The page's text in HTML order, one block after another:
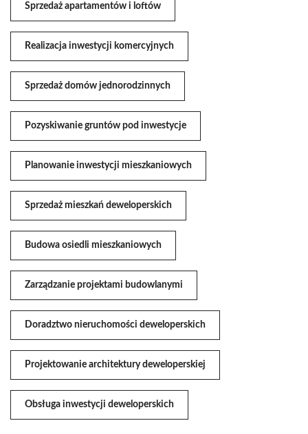
Sprzedaż apartamentów i loftów
Realizacja inwestycji komercyjnych
Sprzedaż domów jednorodzinnych
Pozyskiwanie gruntów pod inwestycje
Planowanie inwestycji mieszkaniowych
Sprzedaż mieszkań deweloperskich
Budowa osiedli mieszkaniowych
Zarządzanie projektami budowlanymi
Doradztwo nieruchomości deweloperskich
Projektowanie architektury deweloperskiej
Obsługa inwestycji deweloperskich